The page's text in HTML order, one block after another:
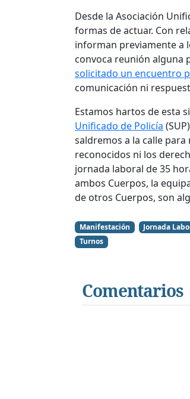
Desde la Asociación
formas de actuar. Con
informan previamente a
convoca reunión alguna
solicitado un encuentro
comunicación ni
Estamos hartos de esta
Unificado de Policía
saldremos a la calle
reconocidos ni los
jornada laboral de 35
ambos Cuerpos, la
de otros Cuerpos, son
Manifestación Jornada
Turnos
Comentarios